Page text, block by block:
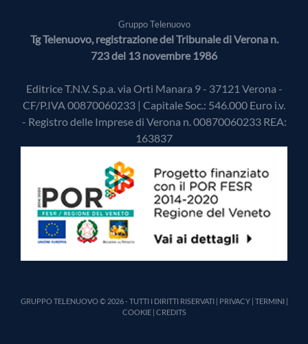
Gruppo Telenuovo
Tg Telenuovo, registrazione del Tribunale di Verona n.
723 del 13 novembre 1986
Editrice T.N.V. S.p.a. via Orti Manara 9 - 37121 Verona -
CF/P.IVA 00870060233 | Capitale Soc.: 546.000 Euro i.v.
- Registro delle Imprese di Verona n. 00870060233 REA:
163837
GRUPPO TELENUOVO © 2026 - TUTTI I DIRITTI RISERVATI | PRIVACY| TERMINI|
COOKIE| CREDITS